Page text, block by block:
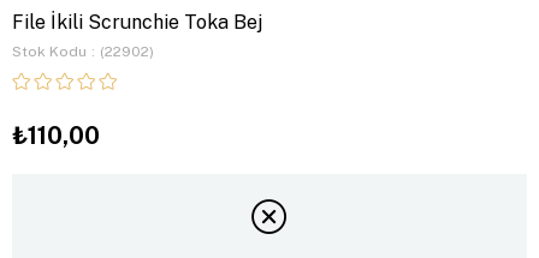
File İkili Scrunchie Toka Bej
Stok Kodu (22902)
₺110,00